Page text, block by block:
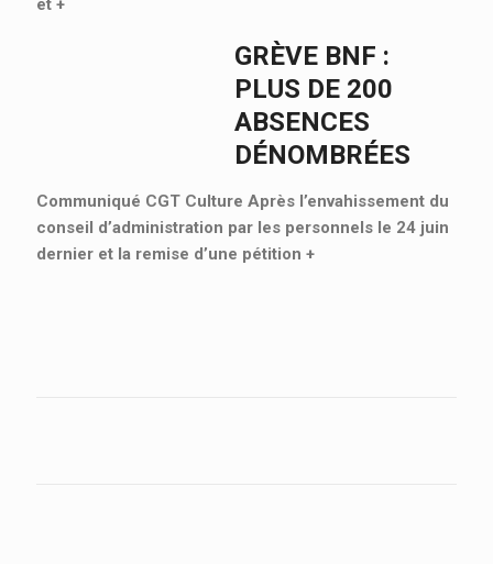
et +
GRÈVE BNF :
PLUS DE 200
ABSENCES
DÉNOMBRÉES
Communiqué CGT Culture Après l’envahissement du
conseil d’administration par les personnels le 24 juin
dernier et la remise d’une pétition +